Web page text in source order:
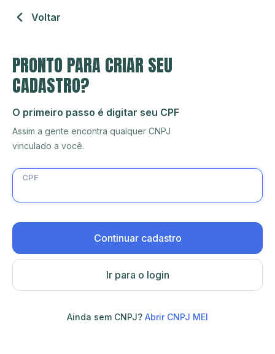
Voltar
PRONTO PARA CRIAR SEU
CADASTRO?
O primeiro passo é digitar seu CPF
Assim a gente encontra qualquer CNPJ
vinculado a você.
CPF
Continuar cadastro
Ir para o login
Ainda sem CNPJ? Abrir CNPJ MEI